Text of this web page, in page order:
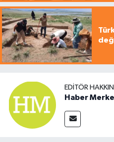
EDITÖR
Haber